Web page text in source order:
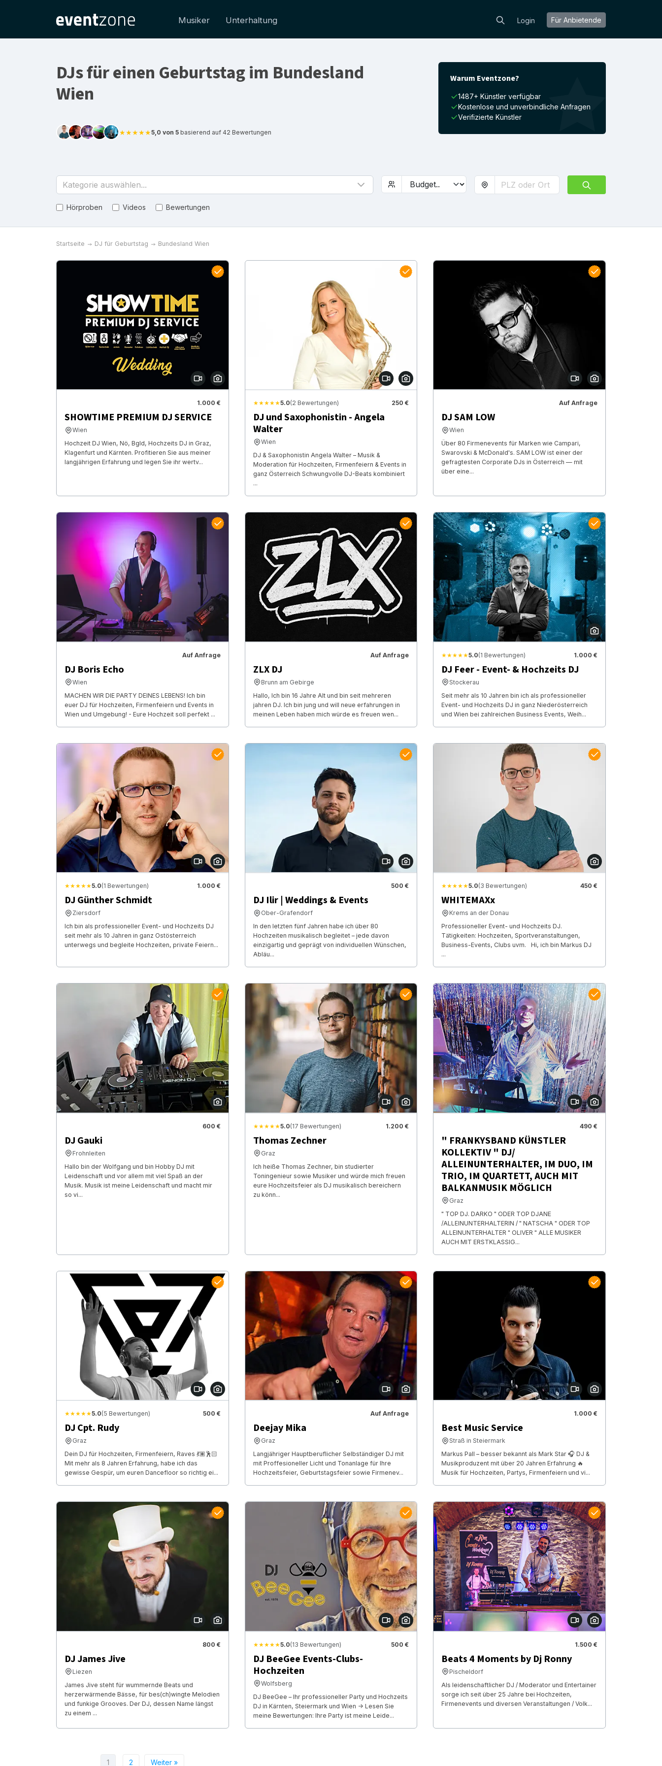
Musiker Unterhaltung Login Für Anbietende
DJs für einen Geburtstag im Bundesland
Wien
★★★★★5,0 von 5 basierend auf 42 Bewertungen
Warum Eventzone?
1487+ Künstler verfügbar
Kostenlose und unverbindliche Anfragen
Verifizierte Künstler
Kategorie auswählen...
Hörproben Videos Bewertungen
Startseite DJ für Geburtstag Bundesland Wien
1.000 €
SHOWTIME PREMIUM DJ SERVICE
Wien
Hochzeit DJ Wien, Nö, Bgld, Hochzeits DJ in Graz,
Klagenfurt und Kärnten. Profitieren Sie aus meiner
langjährigen Erfahrung und legen Sie ihr wertv...
★★★★★5.0(2 Bewertungen) 250 €
DJ und Saxophonistin - Angela
Walter
Wien
DJ & Saxophonistin Angela Walter – Musik &
Moderation für Hochzeiten, Firmenfeiern & Events in
ganz Österreich Schwungvolle DJ-Beats kombiniert
...
Auf Anfrage
DJ SAM LOW
Wien
Über 80 Firmenevents für Marken wie Campari,
Swarovski & McDonald's. SAM LOW ist einer der
gefragtesten Corporate DJs in Österreich — mit
über eine...
Auf Anfrage
DJ Boris Echo
Wien
MACHEN WIR DIE PARTY DEINES LEBENS! Ich bin
euer DJ für Hochzeiten, Firmenfeiern und Events in
Wien und Umgebung! - Eure Hochzeit soll perfekt ...
Auf Anfrage
ZLX DJ
Brunn am Gebirge
Hallo, Ich bin 16 Jahre Alt und bin seit mehreren
jahren DJ. Ich bin jung und will neue erfahrungen in
meinen Leben haben mich würde es freuen wen...
★★★★★5.0(1 Bewertungen) 1.000 €
DJ Feer - Event- & Hochzeits DJ
Stockerau
Seit mehr als 10 Jahren bin ich als professioneller
Event- und Hochzeits DJ in ganz Niederösterreich
und Wien bei zahlreichen Business Events, Weih...
★★★★★5.0(1 Bewertungen) 1.000 €
DJ Günther Schmidt
Ziersdorf
Ich bin als professioneller Event- und Hochzeits DJ
seit mehr als 10 Jahren in ganz Ostösterreich
unterwegs und begleite Hochzeiten, private Feiern...
500 €
DJ Ilir | Weddings & Events
Ober-Grafendorf
In den letzten fünf Jahren habe ich über 80
Hochzeiten musikalisch begleitet – jede davon
einzigartig und geprägt von individuellen Wünschen,
Abläu...
★★★★★5.0(3 Bewertungen) 450 €
WHITEMAXx
Krems an der Donau
Professioneller Event- und Hochzeits DJ.
Tätigkeiten: Hochzeiten, Sportveranstaltungen,
Business-Events, Clubs uvm. Hi, ich bin Markus DJ
...
600 €
DJ Gauki
Frohnleiten
Hallo bin der Wolfgang und bin Hobby DJ mit
Leidenschaft und vor allem mit viel Spaß an der
Musik. Musik ist meine Leidenschaft und macht mir
so vi...
★★★★★5.0(17 Bewertungen) 1.200 €
Thomas Zechner
Graz
Ich heiße Thomas Zechner, bin studierter
Toningenieur sowie Musiker und würde mich freuen
eure Hochzeitsfeier als DJ musikalisch bereichern
zu könn...
490 €
" FRANKYSBAND KÜNSTLER
KOLLEKTIV " DJ/
ALLEINUNTERHALTER, IM DUO, IM
TRIO, IM QUARTETT, AUCH MIT
BALKANMUSIK MÖGLICH
Graz
" TOP DJ. DARKO " ODER TOP DJANE
/ALLEINUNTERHALTERIN / " NATSCHA " ODER TOP
ALLEINUNTERHALTER " OLIVER " ALLE MUSIKER
AUCH MIT ERSTKLASSIG...
★★★★★5.0(5 Bewertungen) 500 €
DJ Cpt. Rudy
Graz
Dein DJ für Hochzeiten, Firmenfeiern, Raves 💃🏽🕺🏻
Mit mehr als 8 Jahren Erfahrung, habe ich das
gewisse Gespür, um euren Dancefloor so richtig ei...
Auf Anfrage
Deejay Mika
Graz
Langjähriger Hauptberuflicher Selbständiger DJ mit
mit Proffesioneller Licht und Tonanlage für Ihre
Hochzeitsfeier, Geburtstagsfeier sowie Firmenev...
1.000 €
Best Music Service
Straß in Steiermark
Markus Pall – besser bekannt als Mark Star 🎧 DJ &
Musikproduzent mit über 20 Jahren Erfahrung 🔥
Musik für Hochzeiten, Partys, Firmenfeiern und vi...
800 €
DJ James Jive
Liezen
James Jive steht für wummernde Beats und
herzerwärmende Bässe, für bes(ch)wingte Melodien
und funkige Grooves. Der DJ, dessen Name längst
zu einem ...
★★★★★5.0(13 Bewertungen) 500 €
DJ BeeGee Events-Clubs-
Hochzeiten
Wolfsberg
DJ BeeGee – Ihr professioneller Party und Hochzeits
DJ in Kärnten, Steiermark und Wien -> Lesen Sie
meine Bewertungen: Ihre Party ist meine Leide...
1.500 €
Beats 4 Moments by Dj Ronny
Pischeldorf
Als leidenschaftlicher DJ / Moderator und Entertainer
sorge ich seit über 25 Jahre bei Hochzeiten,
Firmenevents und diversen Veranstaltungen / Volk...
1 2 Weiter »